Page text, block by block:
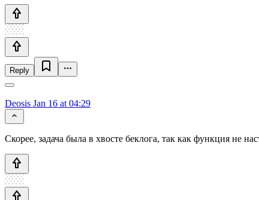
Reply
Deosis Jan 16 at 04:29
Скорее, задача была в хвосте беклога, так как функция не